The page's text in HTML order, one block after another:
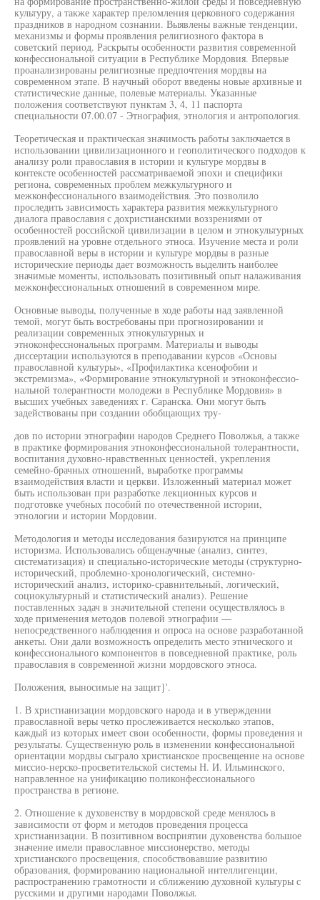
культуру, а также характер преломления церковного содержания
праздников в народном сознании. Выявлены важные тенденции,
механизмы и формы проявления религиозного фактора в
советский период. Раскрыты особенности развития современной
конфессиональной ситуации в Республике Мордовия. Впервые
проанализированы религиозные предпочтения мордвы на
современном этапе. В научный оборот введены новые архивные и
статистические данные, полевые материалы. Указанные
положения соответствуют пунктам 3, 4, 11 паспорта
специальности 07.00.07 - Этнография, этнология и антропология.
Теоретическая и практическая значимость работы заключается в
использовании цивилизационного и геополитического подходов к
анализу роли православия в истории и культуре мордвы в
контексте особенностей рассматриваемой эпохи и специфики
региона, современных проблем межкультурного и
межконфессионального взаимодействия. Это позволило
проследить зависимость характера развития межкультурного
диалога православия с дохристианскими воззрениями от
особенностей российской цивилизации в целом и этнокультурных
проявлений на уровне отдельного этноса. Изучение места и роли
православной веры в истории и культуре мордвы в разные
исторические периоды дает возможность выделить наиболее
значимые моменты, использовать позитивный опыт налаживания
межконфессиональных отношений в современном мире.
Основные выводы, полученные в ходе работы над заявленной
темой, могут быть востребованы при прогнозировании и
реализации современных этнокультурных и
этноконфесснональных программ. Материалы и выводы
диссертации используются в преподавании курсов «Основы
православной культуры», «Профилактика ксенофобии и
экстремизма», «Формирование этнокультурной и этноконфессио-
нальной толерантности молодежи в Республике Мордовия» в
высших учебных заведениях г. Саранска. Они могут быть
задействованы при создании обобщающих тру-
дов по истории этнографии народов Среднего Поволжья, а также
в практике формирования этноконфессиональной толерантности,
воспитания духовно-нравственных ценностей, укрепления
семейно-брачных отношений, выработке программы
взаимодействия власти и церкви. Изложенный материал может
быть использован при разработке лекционных курсов и
подготовке учебных пособий по отечественной истории,
этнологии и истории Мордовии.
Методология и методы исследования базируются на принципе
историзма. Использовались общенаучные (анализ, синтез,
систематизация) и специально-исторические методы (структурно-
исторический, проблемно-хронологический, системно-
исторический анализ, историко-сравнительный, логический,
социокультурный и статистический анализ). Решение
поставленных задач в значительной степени осуществлялось в
ходе применения методов полевой этнографии —
непосредственного наблюдения и опроса на основе разработанной
анкеты. Они дали возможность определить место этнического и
конфессионального компонентов в повседневной практике, роль
православия в современной жизни мордовского этноса.
Положения, выносимые на защит}'.
1. В христианизации мордовского народа и в утверждении
православной веры четко прослеживается несколько этапов,
каждый из которых имеет свои особенности, формы проведения и
результаты. Существенную роль в изменении конфессиональной
ориентации мордвы сыграло христианское просвещение на основе
миссио-нерско-просветительской системы Н. И. Ильминского,
направленное на унификацию поликонфессионального
пространства в регионе.
2. Отношение к духовенству в мордовской среде менялось в
зависимости от форм и методов проведения процесса
христианизации. В позитивном восприятии духовенства большое
значение имели православное миссионерство, методы
христианского просвещения, способствовавшие развитию
образования, формированию национальной интеллигенции,
распространению грамотности и сближению духовной культуры с
русскими и другими народами Поволжья.